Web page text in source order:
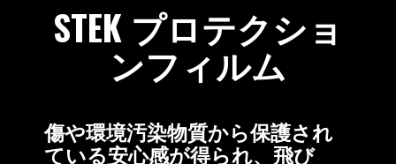
STEK プロテクショ
ンフィルム
傷や環境汚染物質から保護され
ている安心感が得られ、飛び